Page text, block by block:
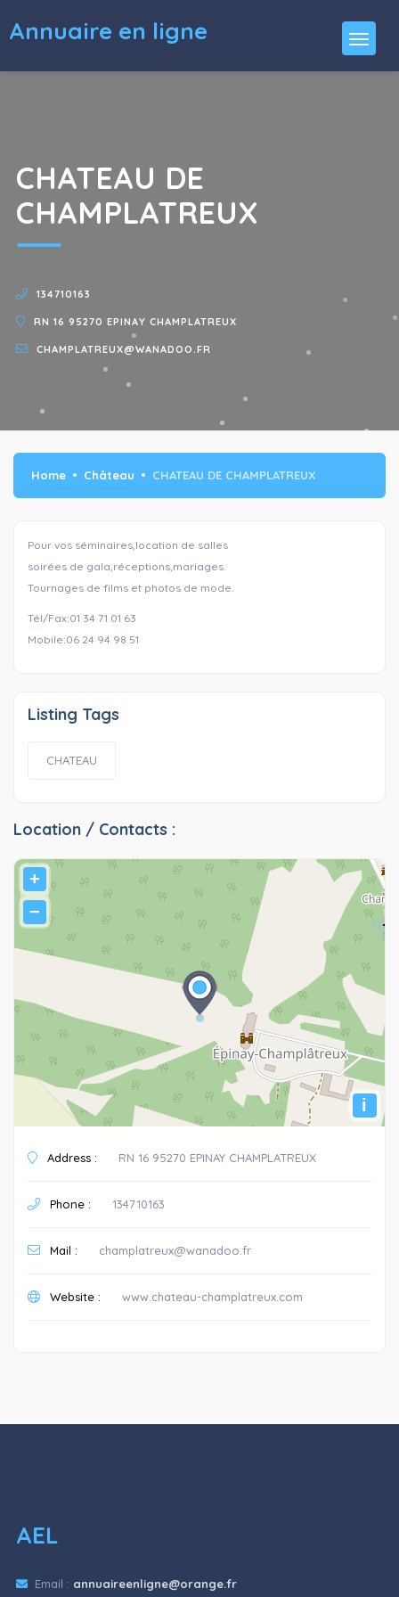
Annuaire en ligne
CHATEAU DE
CHAMPLATREUX
134710163
RN 16 95270 EPINAY CHAMPLATREUX
CHAMPLATREUX@WANADOO.FR
Home Château CHATEAU DE CHAMPLATREUX
Pour vos séminaires,location de salles
soirées de gala,réceptions,mariages.
Tournages de films et photos de mode.
Tél/Fax:01 34 71 01 63
Mobile:06 24 94 98 51
Listing Tags
CHATEAU
Location / Contacts :
+
−
i
Address : RN 16 95270 EPINAY CHAMPLATREUX
Phone : 134710163
Mail : champlatreux@wanadoo.fr
Website : www.chateau-champlatreux.com
AEL
Email : annuaireenligne@orange.fr